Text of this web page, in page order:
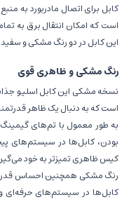
است که امکان انتقال برق به
این کابل در دو رنگ مشکی و سفید
رنگ مشکی و ظاهری قوی
نسخه مشکی این کابل اسلیو
است که به دنبال یک ظاهر
به طور معمول با تم‌های
بودن، کابل‌ها در سیستم‌های
کیس ظاهری تمیزتر به خود
رنگ مشکی همچنین احساس
کابل‌ها در سیستم‌های حرفه‌ای و